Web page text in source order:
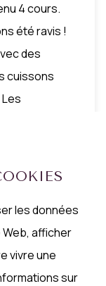
4 cours.
été ravis !
des
cuissons
les données
afficher
vivre une
sur